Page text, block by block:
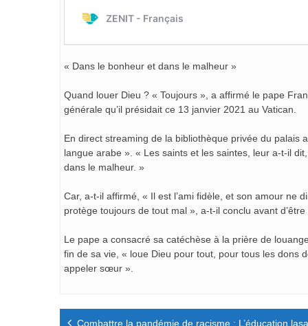
« Dans le bonheur et dans le malheur »
Quand louer Dieu ? « Toujours », a affirmé le pape
générale qu’il présidait ce 13 janvier 2021 au Vatican.
En direct streaming de la bibliothèque privée du palais
langue arabe ». « Les saints et les saintes, leur a-t-il
dans le malheur. »
Car, a-t-il affirmé, « Il est l’ami fidèle, et son amour ne
protège toujours de tout mal », a-t-il conclu avant
Le pape a consacré sa catéchèse à la prière de
fin de sa vie, « loue Dieu pour tout, pour tous les dons
appeler sœur ».
Navigation
Combattre la pandémie de racisme : L’éducation